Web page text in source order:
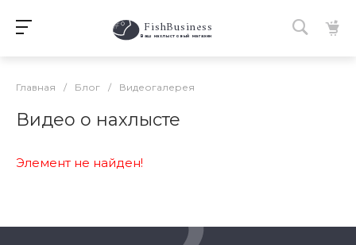
FishBusiness
Ваш нахлыстовый магазин
Главная / Блог / Видеогалерея
Видео о нахлысте
Элемент не найден!